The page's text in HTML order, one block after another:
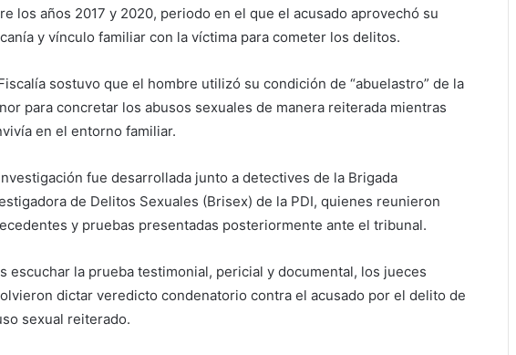
los años 2017 y 2020, periodo en el que el acusado aprovechó su
y vínculo familiar con la víctima para cometer los delitos.
sostuvo que el hombre utilizó su condición de “abuelastro” de la
para concretar los abusos sexuales de manera reiterada mientras
en el entorno familiar.
fue desarrollada junto a detectives de la Brigada
de Delitos Sexuales (Brisex) de la PDI, quienes reunieron
y pruebas presentadas posteriormente ante el tribunal.
escuchar la prueba testimonial, pericial y documental, los jueces
dictar veredicto condenatorio contra el acusado por el delito de
sexual reiterado.